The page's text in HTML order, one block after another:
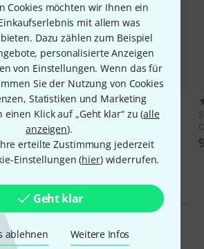
Cookies möchten wir Ihnen ein
mit allem was
Dazu zählen zum Beispiel
personalisierte Anzeigen
von Einstellungen. Wenn das für
Sie der Nutzung von Cookies
Statistiken und Marketing
Klick auf „Geht klar“ zu (alle
anzeigen).
erteilte Zustimmung jederzeit
Einstellungen (hier) widerrufen.
Geht klar
ablehnen Weitere Infos
Trumpet
11
StartonePTR-20 Bb- Trumpet
Red
99 €